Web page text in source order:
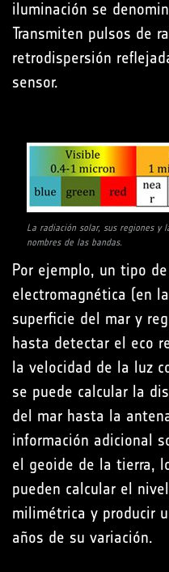
iluminación se
Transmiten pulsos de
retrodispersión
sensor.
La radiación solar, sus regiones y
nombres de las bandas.
Por ejemplo, un tipo
electromagnética (en
superficie del mar y
hasta detectar el eco
la velocidad de la luz
se puede calcular la
del mar hasta la
información adicional
el geoide de la tierra,
pueden calcular el
milimétrica y producir
años de su variación.